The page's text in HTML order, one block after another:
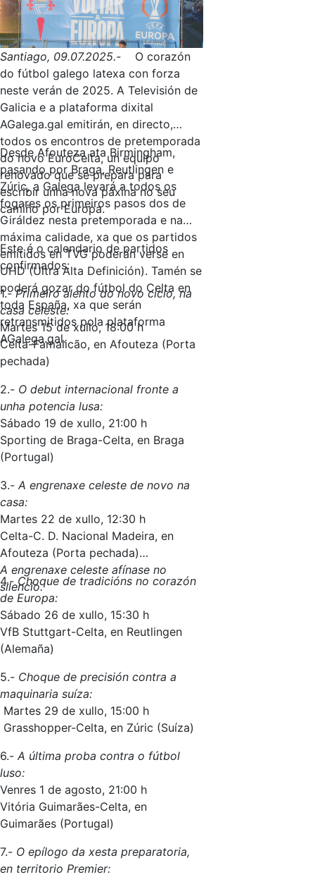
Santiago, 09.07.2025.-
O corazón
do fútbol galego latexa con forza
neste verán de 2025. A Televisión de
Galicia e a plataforma dixital
AGalega.gal emitirán, en directo,
todos os encontros de pretemporada
do novo EuroCelta, un equipo
renovado que se prepara para
escribir unha nova páxina no seu
camiño por Europa.
Desde Afouteza ata Birmingham,
pasando por Braga, Reutlingen e
Zúric, a Galega levará a todos os
fogares os primeiros pasos dos de
Giráldez nesta pretemporada e na
máxima calidade, xa que os partidos
emitidos en TVG poderán verse en
UHD (Ultra Alta Definición). Tamén se
poderá gozar do fútbol do Celta en
toda España, xa que serán
retransmitidos pola plataforma
AGalega.gal.
Este é o calendario de partidos
confirmados:
1.-Primeiro alento do novo ciclo, na
casa celeste:
Martes 15 de xullo, 18:00 h
Celta-Famalicão, en Afouteza (Porta
pechada)
2.- O debut internacional fronte a
unha potencia lusa:
Sábado 19 de xullo, 21:00 h
Sporting de Braga-Celta, en Braga
(Portugal)
3.- A engrenaxe celeste de novo na
casa:
Martes 22 de xullo, 12:30 h
Celta-C. D. Nacional Madeira, en
Afouteza (Porta pechada)
A engrenaxe celeste afínase no
silencio.
4.-Choque de tradicións no corazón
de Europa:
Sábado 26 de xullo, 15:30 h
VfB Stuttgart-Celta, en Reutlingen
(Alemaña)
5.- Choque de precisión contra a
maquinaria suíza:
Martes 29 de xullo, 15:00 h
Grasshopper-Celta, en Zúric (Suíza)
6.- A última proba contra o fútbol
luso:
Venres 1 de agosto, 21:00 h
Vitória Guimarães-Celta, en
Guimarães (Portugal)
7.- O epílogo da xesta preparatoria,
en territorio Premier: